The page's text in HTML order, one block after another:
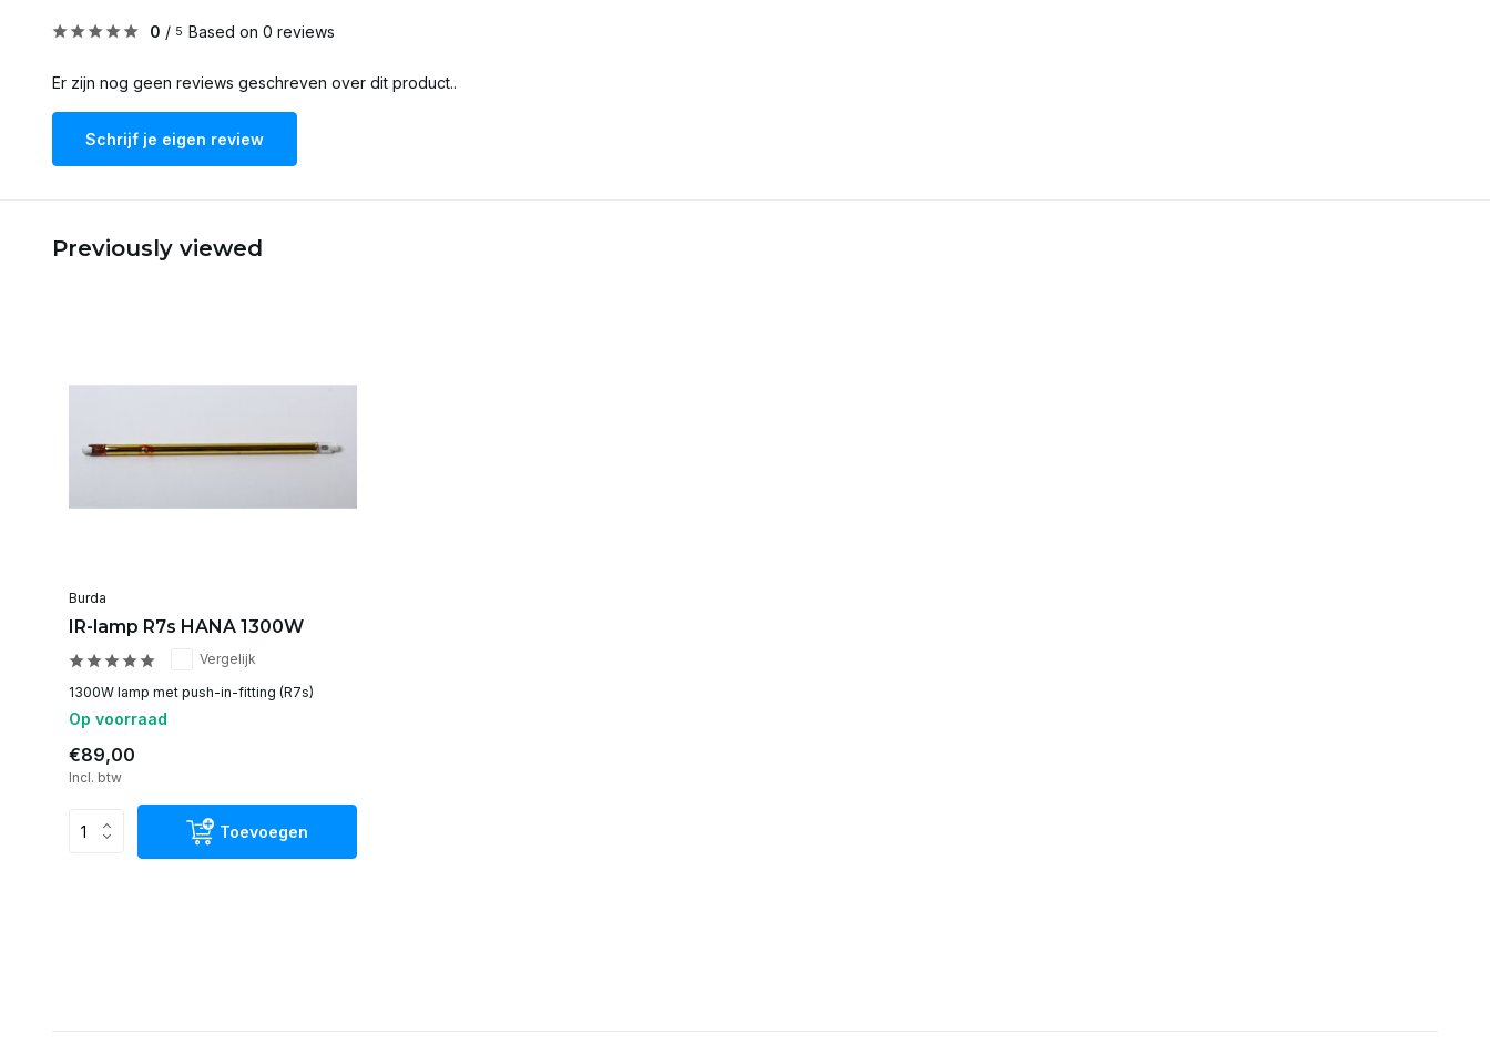
0 / 5 Based on 0 reviews
Er zijn nog geen reviews geschreven over dit product..
Schrijf je eigen review
Previously viewed
Burda
IR-lamp R7s HANA 1300W
Vergelijk
1300W lamp met push-in-fitting (R7s)
Op voorraad
€89,00
Incl. btw
Toevoegen